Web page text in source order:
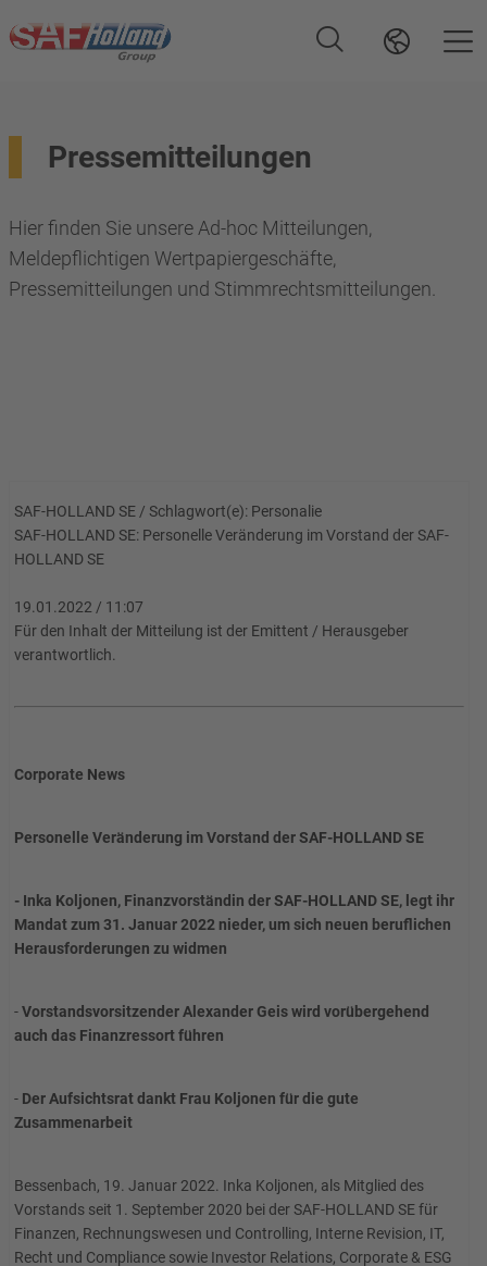
Pressemitteilungen
Hier finden Sie unsere Ad-hoc Mitteilungen,
Meldepflichtigen Wertpapiergeschäfte,
Pressemitteilungen und Stimmrechtsmitteilungen.
SAF-HOLLAND SE / Schlagwort(e): Personalie
SAF-HOLLAND SE: Personelle Veränderung im Vorstand der SAF-
HOLLAND SE
19.01.2022 / 11:07
Für den Inhalt der Mitteilung ist der Emittent / Herausgeber
verantwortlich.
Corporate News
Personelle Veränderung im Vorstand der SAF-HOLLAND SE
- Inka Koljonen, Finanzvorständin der SAF-HOLLAND SE, legt ihr
Mandat zum 31. Januar 2022 nieder, um sich neuen beruflichen
Herausforderungen zu widmen
-Vorstandsvorsitzender Alexander Geis wird vorübergehend
auch das Finanzressort führen
- Der Aufsichtsrat dankt Frau Koljonen für die gute
Zusammenarbeit
Bessenbach, 19. Januar 2022. Inka Koljonen, als Mitglied des
Vorstands seit 1. September 2020 bei der SAF-HOLLAND SE für
Finanzen, Rechnungswesen und Controlling, Interne Revision, IT,
Recht und Compliance sowie Investor Relations, Corporate & ESG